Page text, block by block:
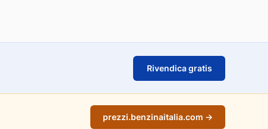
Rivendica gratis
prezzi.benzinaitalia.com →